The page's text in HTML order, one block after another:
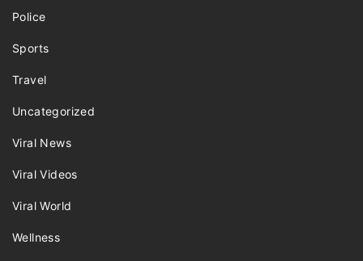
Police
Sports
Travel
Uncategorized
Viral News
Viral Videos
Viral World
Wellness